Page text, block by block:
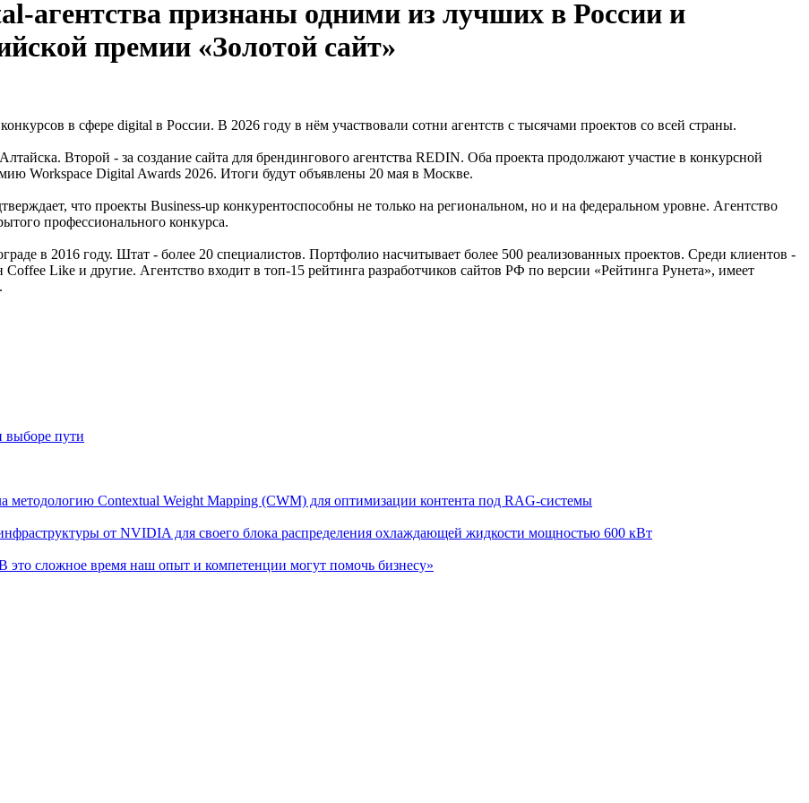
агентства признаны одними из лучших в России и
премии «Золотой сайт»
в сфере digital в России. В 2026 году в нём участвовали сотни агентств с тысячами проектов со всей страны.
Второй - за создание сайта для брендингового агентства REDIN. Оба проекта продолжают участие в конкурсной
Workspace Digital Awards 2026. Итоги будут объявлены 20 мая в Москве.
что проекты Business-up конкурентоспособны не только на региональном, но и на федеральном уровне. Агентство
профессионального конкурса.
в 2016 году. Штат - более 20 специалистов. Портфолио насчитывает более 500 реализованных проектов. Среди клиентов -
Like и другие. Агентство входит в топ-15 рейтинга разработчиков сайтов РФ по версии «Рейтинга Рунета», имеет
выборе пути
методологию Contextual Weight Mapping (CWM) для оптимизации контента под RAG-системы
от NVIDIA для своего блока распределения охлаждающей жидкости мощностью 600 кВт
сложное время наш опыт и компетенции могут помочь бизнесу»